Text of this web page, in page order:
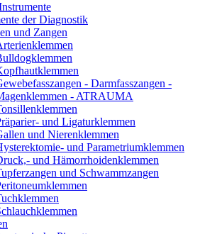
der Diagnostik
und Zangen
- Darmfasszangen -
- ATRAUMA
und Ligaturklemmen
und Nierenklemmen
und Parametriumklemmen
und Hämorrhoidenklemmen
und Schwammzangen